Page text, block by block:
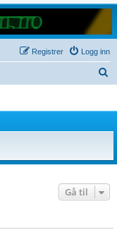
Logg inn
Registrer
Gå til